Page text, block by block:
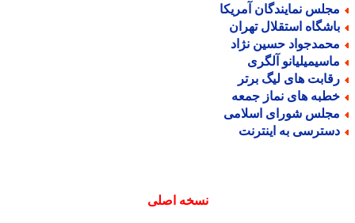
نمایندگان آمریکا
استقلال تهران
حسین نژاد
آلگری
های لیگ برتر
های نماز جمعه
شورای اسلامی
به اینترنت
نسخه اصلی